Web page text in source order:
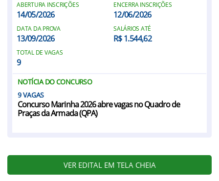
ABERTURA INSCRIÇÕES
14/05/2026
ENCERRA INSCRIÇÕES
12/06/2026
DATA DA PROVA
13/09/2026
SALÁRIOS ATÉ
R$ 1.544,62
TOTAL DE VAGAS
9
NOTÍCIA DO CONCURSO
9
Concurso Marinha 2026 abre vagas no Quadro de
Praças da Armada (QPA)
VER EDITAL EM TELA CHEIA